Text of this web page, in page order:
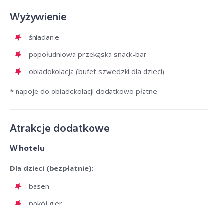
Wyżywienie
śniadanie
popołudniowa przekąska snack-bar
obiadokolacja (bufet szwedzki dla dzieci)
* napoje do obiadokolacji dodatkowo płatne
Atrakcje dodatkowe
W hotelu
Dla dzieci (bezpłatnie):
basen